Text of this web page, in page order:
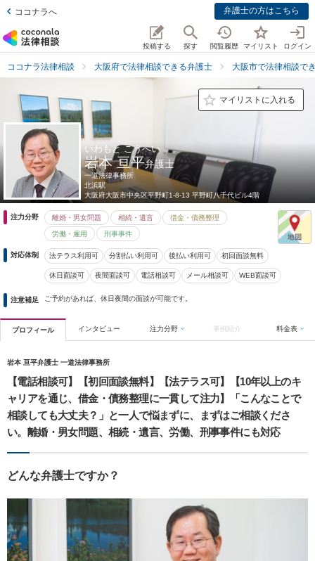
ココナラへ 弁護士の方はこちら
投稿する 探す 閲覧履歴 マイリスト ログイン
ココナラ法律相談 大阪府で法律相談できる弁護士 大阪市で法律相談で
マイリストに入れる
いわもと こうへい
岩本 亘平弁護士
一道法律事務所
北浜駅
大阪府大阪市中央区平野町1-8-13 平野町八千代ビル4階
注力分野 離婚・男女問題 相続・遺言 借金・債務整理
労働・雇用 刑事事件
対応体制 法テラス利用可 分割払い利用可 後払い利用可 初回面談無料
休日面談可 夜間面談可 電話相談可 メール相談可 WEB面談可
注意補足 ご予約があれば、休日夜間の面談が可能です。
プロフィール インタビュー 注力分野 事例紹介 料金表
岩本 亘平弁護士 一道法律事務所
【電話相談可】【初回面談無料】【法テラス可】【10年以上のキ
ャリアを通じ、借金・債務整理に一貫して注力】「こんなことで
相談しても大丈夫？」と一人で悩まずに、まずはご相談くださ
い。離婚・男女問題、相続・遺言、労働、刑事事件にも対応
どんな弁護士ですか？